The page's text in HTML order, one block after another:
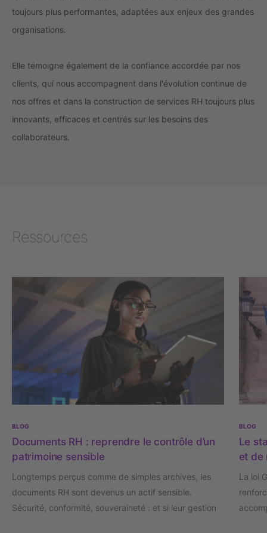
toujours plus performantes, adaptées aux enjeux des grandes
organisations.
Elle témoigne également de la confiance accordée par nos
clients, qui nous accompagnent dans l'évolution continue de
nos offres et dans la construction de services RH toujours plus
innovants, efficaces et centrés sur les besoins des
collaborateurs.
Ressources
BLOG
Documents RH : reprendre le contrôle d’un
patrimoine sensible
Longtemps perçus comme de simples archives, les
documents RH sont devenus un actif sensible.
Sécurité, conformité, souveraineté : et si leur gestion
BLOG
Le
et de
La loi